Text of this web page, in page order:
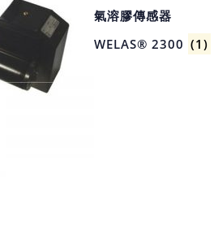
氣溶膠傳感器
WELAS® 2300 (1)